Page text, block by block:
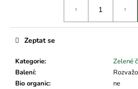
Kategorie:
Zelené
Balení:
Bio organic:
ne
Zeptat se
u
u